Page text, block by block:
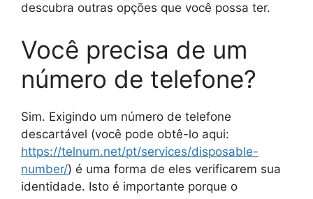
descubra outras opções que você possa ter.
Você precisa de um
número de telefone?
Sim. Exigindo um número de telefone
descartável (você pode obtê-lo aqui:
https://telnum.net/pt/services/disposable-
number/) é uma forma de eles verificarem sua
identidade. Isto é importante porque o